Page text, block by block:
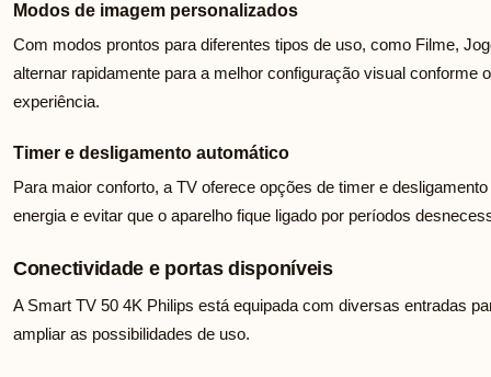
Modos de imagem personalizados
Com modos prontos para diferentes tipos de uso, como Filme,
alternar rapidamente para a melhor configuração visual conforme
experiência.
Timer e desligamento automático
Para maior conforto, a TV oferece opções de timer e
energia e evitar que o aparelho fique ligado por períodos
Conectividade e portas disponíveis
A Smart TV 50 4K Philips está equipada com diversas entradas
ampliar as possibilidades de uso.